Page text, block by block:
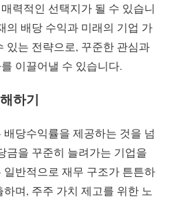
력적인 선택지가 될 수 있습니
의 배당 수익과 미래의 기업 가
있는 전략으로, 꾸준한 관심과
이끌어낼 수 있습니다.
하기
당수익률을 제공하는 것을 넘
금을 꾸준히 늘려가는 기업을
반적으로 재무 구조가 튼튼하
며, 주주 가치 제고를 위한 노